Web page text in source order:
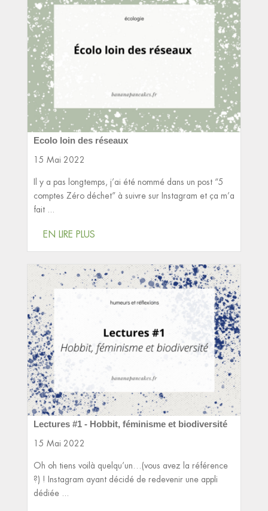
Ecolo loin des réseaux
15 Mai 2022
Il y a pas longtemps, j’ai été nommé dans un post “5
comptes Zéro déchet” à suivre sur Instagram et ça m’a
fait ...
EN LIRE PLUS
Lectures #1 - Hobbit, féminisme et biodiversité
15 Mai 2022
Oh oh tiens voilà quelqu’un…(vous avez la référence
?) ! Instagram ayant décidé de redevenir une appli
dédiée ...